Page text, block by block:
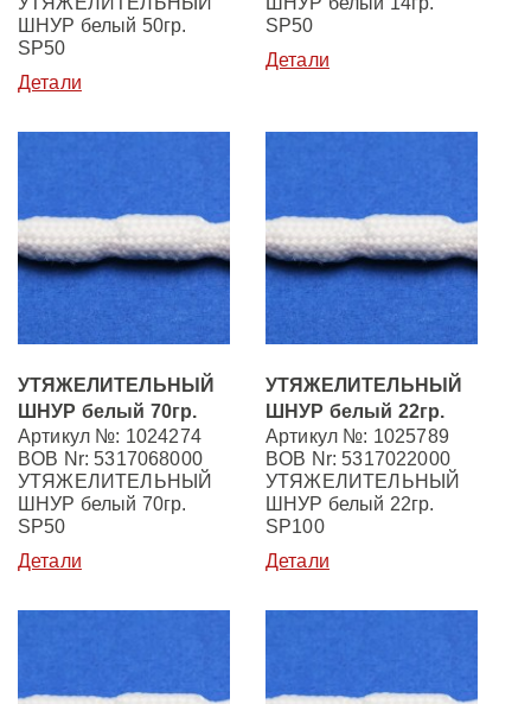
ШНУР белый 50гр.
SP50
Детали
SP50
Детали
УТЯЖЕЛИТЕЛЬНЫЙ
ШНУР белый 70гр.
Артикул №: 1024274
BOB Nr: 5317068000
УТЯЖЕЛИТЕЛЬНЫЙ
ШНУР белый 70гр.
SP50
Детали
УТЯЖЕЛИТЕЛЬНЫЙ
ШНУР белый 22гр.
Артикул №: 1025789
BOB Nr: 5317022000
УТЯЖЕЛИТЕЛЬНЫЙ
ШНУР белый 22гр.
SP100
Детали